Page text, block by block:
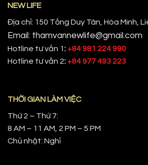
NEW LIFE
Địa chỉ: 150 Tống Duy Tân, Hòa Minh,
Email: thamvannewlife@gmail.com
Hotline tư vấn 1: +84 981 224 990
Hotline tư vấn 2: +84 977 493 223
THỜI GIAN LÀM VIỆC
Thứ 2 – Thứ 7:
8 AM – 11 AM, 2 PM – 5 PM
Chủ nhật: Nghỉ